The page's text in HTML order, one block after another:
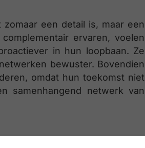
een detail is, maar een
ervaren, voelen
in hun loopbaan. Ze
bewuster. Bovendien
omdat hun toekomst niet
samenhangend netwerk van